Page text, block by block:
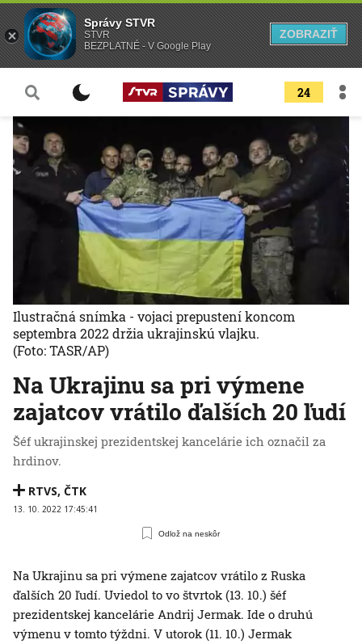
24
Na Ukrajinu sa pri výmene
zajatcov vrátilo ďalších 20 ľudí
Šéf ukrajinskej prezidentskej kancelárie ich označil za
hrdinov.
RTVS, ČTK
13. 10. 2022 17:45:41
Odlož na neskôr
Ilustračná snímka - vojaci prepustení koncom
septembra 2022 držia ukrajinskú vlajku.
(Foto: TASR/AP)
Na Ukrajinu sa pri výmene zajatcov vrátilo z Ruska
ďalších 20 ľudí. Uviedol to vo štvrtok (13. 10.) šéf
prezidentskej kancelárie Andrij Jermak. Ide o druhú
výmenu v tomto týždni. V utorok (11. 10.) Jermak
Správy STVR
STVR
BEZPLATNÉ - V Google Play
ZOBRAZIŤ